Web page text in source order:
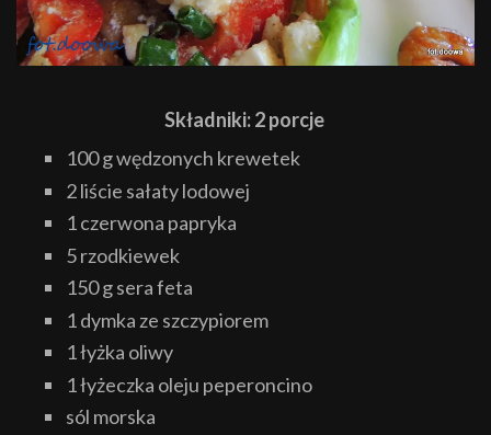
Składniki: 2 porcje
100 g wędzonych krewetek
2 liście sałaty lodowej
1 czerwona papryka
5 rzodkiewek
150 g sera feta
1 dymka ze szczypiorem
1 łyżka oliwy
1 łyżeczka oleju peperoncino
sól morska